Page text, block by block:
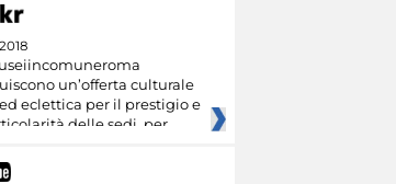
un’offerta culturale
eclettica per il prestigio e
delle sedi, per